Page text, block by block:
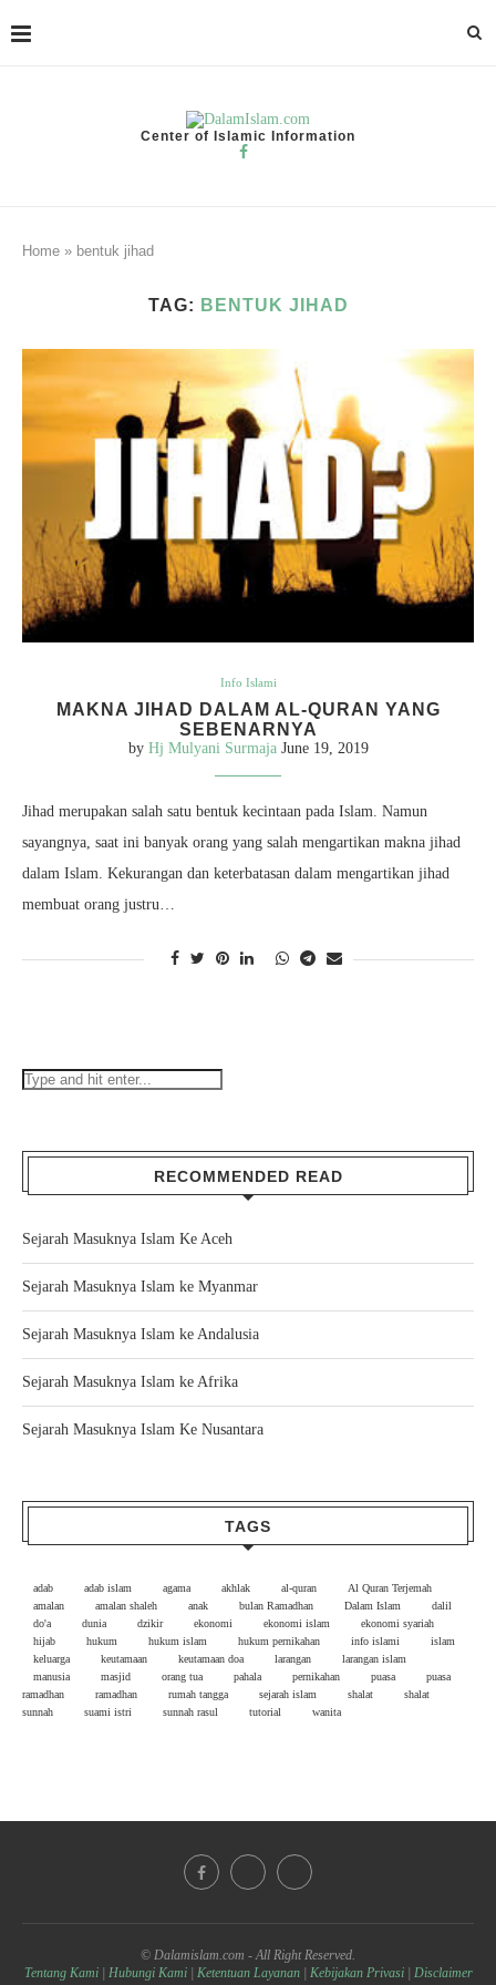
Center of Islamic Information
Home » bentuk jihad
TAG: BENTUK JIHAD
Info Islami
MAKNA JIHAD DALAM AL-QURAN YANG
SEBENARNYA
by Hj Mulyani Surmaja June 19, 2019
Jihad merupakan salah satu bentuk kecintaan pada Islam. Namun
sayangnya, saat ini banyak orang yang salah mengartikan makna jihad
dalam Islam. Kekurangan dan keterbatasan dalam mengartikan jihad
membuat orang justru…
RECOMMENDED READ
Sejarah Masuknya Islam Ke Aceh
Sejarah Masuknya Islam ke Myanmar
Sejarah Masuknya Islam ke Andalusia
Sejarah Masuknya Islam ke Afrika
Sejarah Masuknya Islam Ke Nusantara
TAGS
adab adab islam agama akhlak al-quran
Al Quran Terjemah
amalan
amalan shaleh anak bulan Ramadhan Dalam Islam
dalil
do'a
dunia dzikir ekonomi ekonomi islam
ekonomi syariah
hijab
hukum hukum islam hukum pernikahan info islami
islam
keluarga
keutamaan keutamaan doa larangan
larangan islam
manusia
masjid orang tua pahala pernikahan puasa
puasa
ramadhan
ramadhan rumah tangga sejarah islam shalat
shalat
sunnah
suami istri sunnah rasul tutorial wanita
© Dalamislam.com - All Right Reserved.
Tentang Kami | Hubungi Kami| Ketentuan Layanan| Kebijakan Privasi| Disclaimer